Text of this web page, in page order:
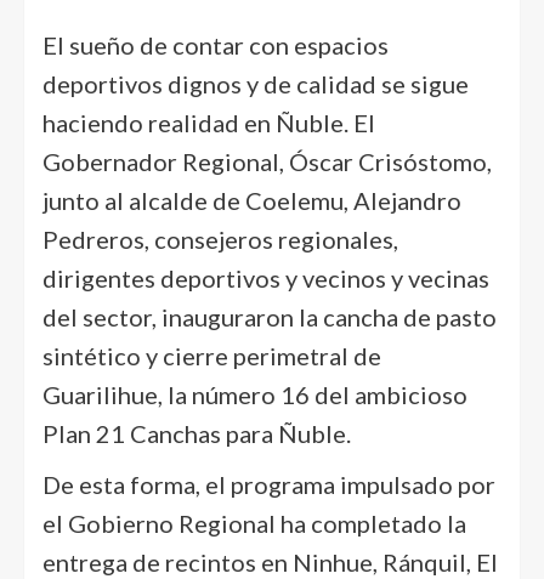
El sueño de contar con espacios
deportivos dignos y de calidad se sigue
haciendo realidad en Ñuble. El
Gobernador Regional, Óscar Crisóstomo,
junto al alcalde de Coelemu, Alejandro
Pedreros, consejeros regionales,
dirigentes deportivos y vecinos y vecinas
del sector, inauguraron la cancha de pasto
sintético y cierre perimetral de
Guarilihue, la número 16 del ambicioso
Plan 21 Canchas para Ñuble.
De esta forma, el programa impulsado por
el Gobierno Regional ha completado la
entrega de recintos en Ninhue, Ránquil, El